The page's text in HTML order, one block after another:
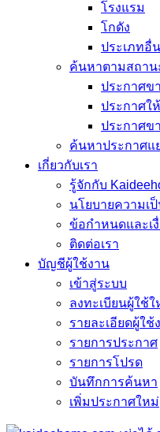
โรงแรม
โกดัง
ประเภทอื่น
ค้นหาตามสถาน
ประกาศข
ประกาศใ
ประกาศข
ค้นหาประกาศแ
เกี่ยวกับเรา
รู้จักกับ
นโยบายความเ
ข้อกำหนดและเ
ติดต่อเรา
บัญชีผู้ใช้งาน
เข้าสู่ระบบ
ลงทะเบียนผู้ใช้ใ
รายละเอียดผู้ใช้
รายการประกาศ
รายการโปรด
บันทึกการค้นหา
เพิ่มประกาศใหม่